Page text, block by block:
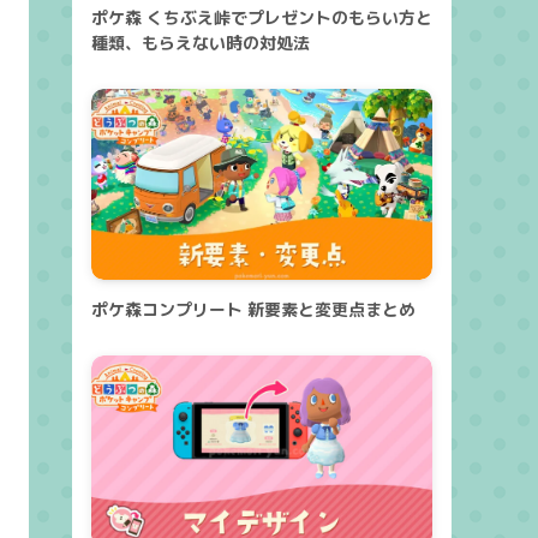
ポケ森 くちぶえ峠でプレゼントのもらい方と
種類、もらえない時の対処法
ポケ森コンプリート 新要素と変更点まとめ